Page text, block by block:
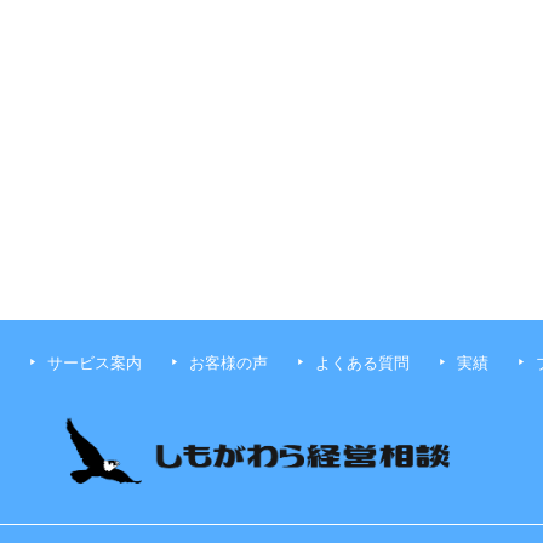
サービス案内 お客様の声 よくある質問 実績